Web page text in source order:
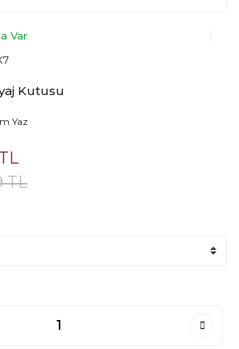
Var
Kutusu
Yaz
TL